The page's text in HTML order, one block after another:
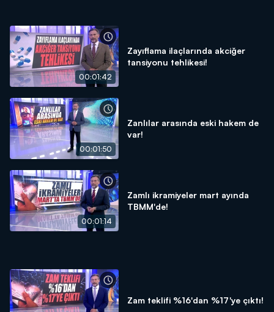
00:01:42
Zayıflama ilaçlarında akciğer
tansiyonu tehlikesi!
00:01:50
Zanlılar arasında eski hakem de
var!
00:01:14
Zamlı ikramiyeler mart ayında
TBMM'de!
Zam teklifi %16'dan %17'ye çıktı!